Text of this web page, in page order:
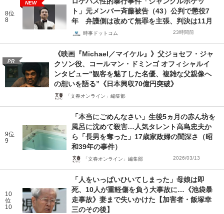
8位
8
NEW
ト」元メンバー斉藤被告（43）公判で懲役7
年 弁護側は改めて無罪を主張、判決は11月
時事ドットコム 23時間前
PR
《映画『Michael／マイケル』》父ジョセフ・ジャ
クソン役、コールマン・ドミンゴ オフィシャルイ
ンタビュー“観客を魅了した名優、複雑な父親像へ
の想いを語る”《日本興収70億円突破》
「文春オンライン」編集部
9位
9
「本当にごめんなさい」生後5ヵ月の赤ん坊を
風呂に沈めて殺害…人気タレント高島忠夫か
ら「長男を奪った」17歳家政婦の闇深さ（昭
和39年の事件）
「文春オンライン」編集部 2026/03/13
10
位
10
「人をいっぱいひいてしまった」母娘は即
死、10人が重軽傷を負う大事故に…《池袋暴
走事故》妻まで失いかけた【加害者・飯塚幸
三のその後】